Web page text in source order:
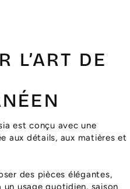
L’ART DE
est conçu avec une
aux détails, aux matières et
des pièces élégantes,
usage quotidien, saison